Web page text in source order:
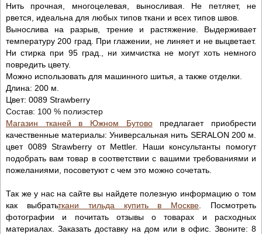
Нить прочная, многоцелевая, выносливая. Не петляет, не
рвется, идеальна для любых типов ткани и всех типов швов.
Вынослива на разрыв, трение и растяжение. Выдерживает
температуру 200 град. При глажении, не линяет и не выцветает.
Ни стирка при 95 град., ни химчистка не могут хоть немного
повредить цвету.
Можно использовать для машинного шитья, а также отделки.
Длина: 200 м.
Цвет: 0089 Strawberry
Состав: 100 % полиэстер
Магазин тканей в Южном Бутовопредлагает приобрести
качественные материалы: Универсальная нить SERALON 200 м.
цвет 0089 Strawberry от Mettler. Наши консультанты помогут
подобрать вам товар в соответствии с вашими требованиями и
пожеланиями, посоветуют с чем это можно сочетать.
Так же у нас на сайте вы найдете полезную информацию о том
как выбратьткани тильда купить в Москве . Посмотреть
фотографии и почитать отзывы о товарах и расходных
материалах. Заказать доставку на дом или в офис. Звоните: 8